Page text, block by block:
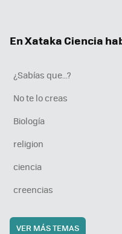
En Xataka Ciencia
¿Sabías que...?
No te lo creas
Biología
religion
ciencia
creencias
VER MÁS TEMAS